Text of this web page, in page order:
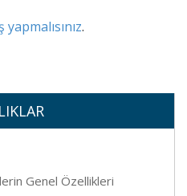
yapmalısınız.
Genel Özellikleri